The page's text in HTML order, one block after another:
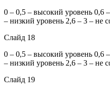
0 – 0,5 – высокий уровень 0,6
– низкий уровень 2,6 – 3 – не
Слайд 18
0 – 0,5 – высокий уровень 0,6
– низкий уровень 2,6 – 3 – не
Слайд 19